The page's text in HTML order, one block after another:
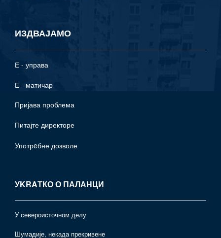
ИЗДВАЈАМО
Е - управа
Е - матичар
Пријава проблема
Питајте директоре
Употрeбне дозволе
УKRAТКО О ПАЛАНЦИ
У североисточном делу
Шумадије, некада прекривене